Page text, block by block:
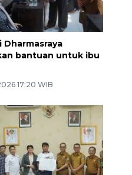
Dharmasraya
bantuan untuk ibu
17:20 WIB